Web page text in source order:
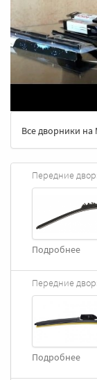
Все дворники на
Передние
Подробнее
Передние
Подробнее